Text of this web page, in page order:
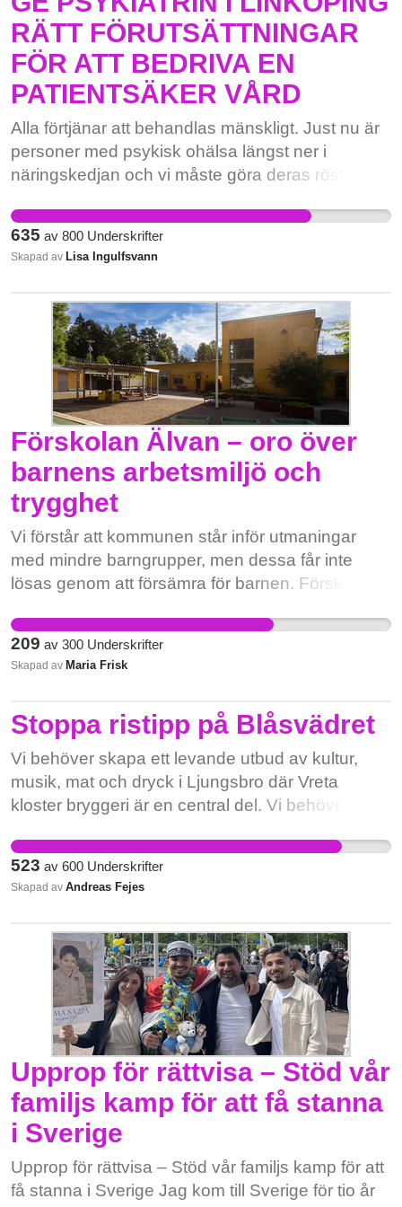
Fysioterapeuterna - Kyrkans akademikerförbund
- Naturvetarna - Officersförbundet -
Reservofficerarna - Sjöbefälsföreningen - SRAT -
Sveriges Arbetsterapeuter - Sveriges Arkitekter -
Sveriges Farmaceuter - Sveriges Ingenjörer -
Sveriges Läkarförbund - Sveriges Lärare -
Sveriges Psykologförbund - Sveriges Skolledare
- Sveriges Tandläkarförbund - SULF - Sveriges
så för barnens.
RÄTT FÖRUTSÄTTNINGAR
FÖR ATT BEDRIVA EN
PATIENTSÄKER VÅRD
Alla förtjänar att behandlas mänskligt. Just nu är
personer med psykisk ohälsa längst ner i
näringskedjan och vi måste göra deras röst
kaos. Det handlar om människoliv!
635 av 800 Underskrifter
Skapad av Lisa Ingulfsvann
Förskolan Älvan – oro över
barnens arbetsmiljö och
trygghet
Vi förstår att kommunen står inför utmaningar
med mindre barngrupper, men dessa får inte
lösas genom att försämra för barnen. Förskolan
största allvar. Vi kräver att Utbildningsnämnden
säkerställer att våra barn får den omsorg,
trygghet och utbildning de har rätt till.
209 av 300 Underskrifter
Skapad av Maria Frisk
Stoppa ristipp på Blåsvädret
Vi behöver skapa ett levande utbud av kultur,
musik, mat och dryck i Ljungsbro där Vreta
kloster bryggeri är en central del. Vi behöver
perspektiv och röster i sina beslutsunderlag.
523 av 600 Underskrifter
Skapad av Andreas Fejes
Upprop för rättvisa – Stöd vår
familjs kamp för att få stanna
i Sverige
Upprop för rättvisa – Stöd vår familjs kamp för att
få stanna i Sverige Jag kom till Sverige för tio år